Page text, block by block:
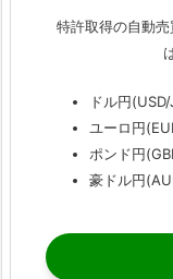
特許取得の自動
ドル円
ユーロ円
ポンド円
豪ドル円